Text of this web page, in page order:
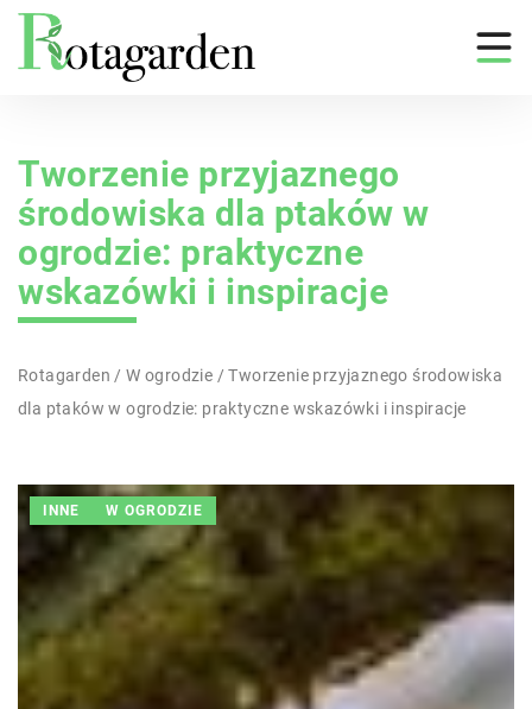
Tworzenie przyjaznego
środowiska dla ptaków w
ogrodzie: praktyczne
wskazówki i inspiracje
Rotagarden /W ogrodzie /Tworzenie przyjaznego środowiska
dla ptaków w ogrodzie: praktyczne wskazówki i inspiracje
INNE W OGRODZIE